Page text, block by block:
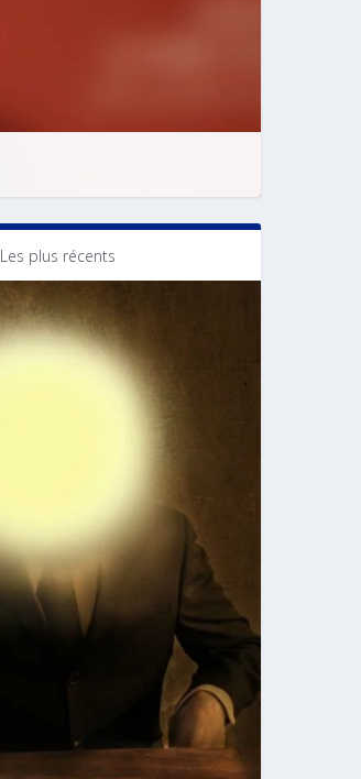
Les plus récents